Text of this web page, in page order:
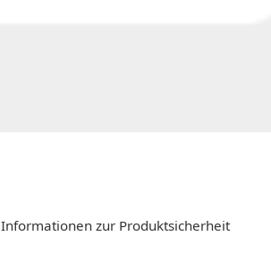
Informationen zur Produktsicherheit